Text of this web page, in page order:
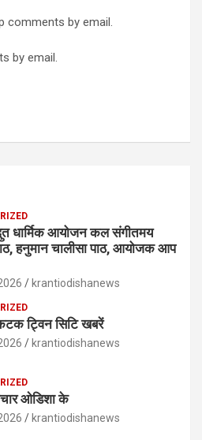
comments by email.
by email.
धार्मिक आयोजन कल संगीतमय
हनुमान चालीसा पाठ, आयोजक आप
krantiodishanews
ट्विन सिटि खबरें
krantiodishanews
ओडिशा के
krantiodishanews